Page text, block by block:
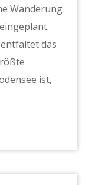
Wanderung
das
ist,